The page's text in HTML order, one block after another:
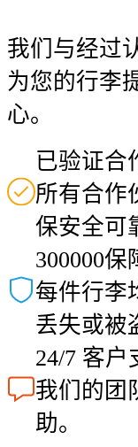
我们与经过
为您的行李
心。
已验证合
所有合作
保安全可
300000保
每件行李
丢失或被
24/7 客户
我们的团
助。